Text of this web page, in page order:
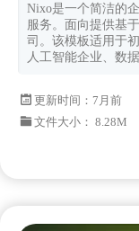
Nixo是一个简洁的
服务。面向提供基
司。该模板适用于
人工智能企业、数
更新时间： 7月前
文件大小： 8.28M